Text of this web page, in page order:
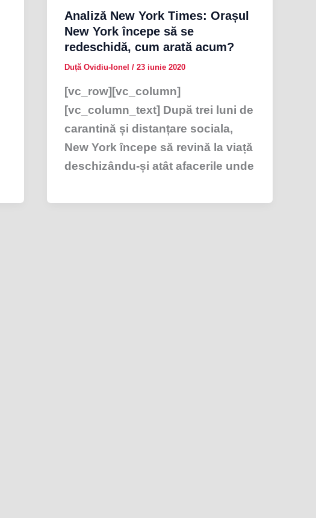
Analiză New York Times: Orașul
New York începe să se
redeschidă, cum arată acum?
Duță Ovidiu-Ionel / 23 iunie 2020
[vc_row][vc_column]
[vc_column_text] După trei luni de
carantină și distanțare sociala,
New York începe să revină la viață
deschizându-și atât afacerile unde